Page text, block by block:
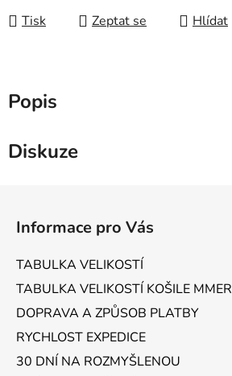
Tisk Zeptat se Hlídat
Popis
Diskuze
Informace pro Vás
TABULKA VELIKOSTÍ
TABULKA VELIKOSTÍ KOŠILE MMER
DOPRAVA A ZPŮSOB PLATBY
RYCHLOST EXPEDICE
30 DNÍ NA ROZMYŠLENOU